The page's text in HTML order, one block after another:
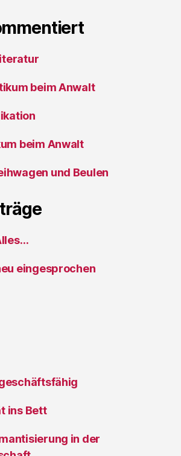
beim Anwalt
beim Anwalt
und Beulen
eingesprochen
ins Bett
in der